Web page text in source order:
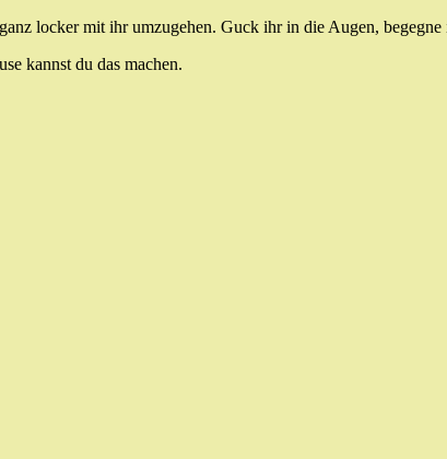
locker mit ihr umzugehen. Guck ihr in die Augen,
kannst du das machen.